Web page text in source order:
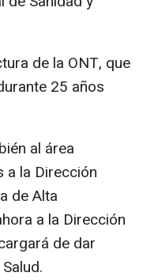
de la ONT, que
25 años
al área
a la Dirección
de Alta
a la Dirección
de dar